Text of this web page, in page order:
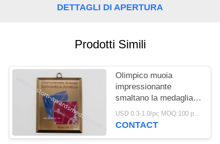
PRIVACY
POLICY
DETTAGLI DI APERTURA
Prodotti Simili
Olimpico muoia
impressionante
smaltano la medaglia
con il logo di stampa
offset
USD 0.3-1.0/pc MOQ:100 pc per progettazione
CONTACT